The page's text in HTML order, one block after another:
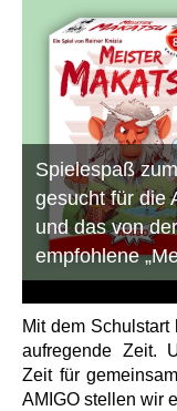
Spielespaß
gesucht für die
und das von
empfohlene
Mit dem
aufregende Zeit.
Zeit für
AMIGO stellen wir